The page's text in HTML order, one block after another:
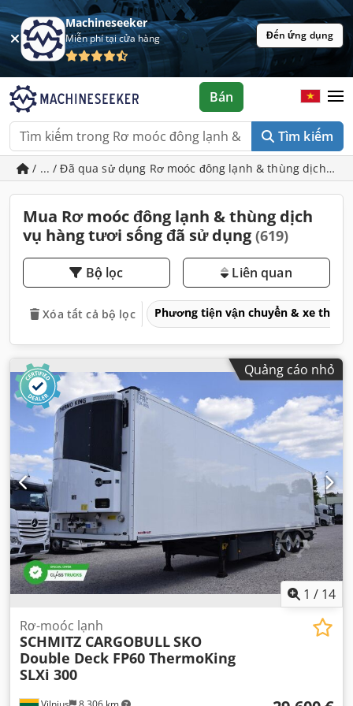
Machineseeker
Miễn phí tại cửa hàng Đến ứng dụng
Tìm kiếm
Bán
/ ... / Đã qua sử dụng Rơ moóc đông lạnh & thùng dịch vụ
Mua Rơ moóc đông lạnh & thùng dịch
vụ hàng tươi sống đã sử dụng (619)
Bộ lọc Liên quan
Xóa tất cả bộ lọc Phương tiện vận chuyển & xe
Quảng cáo nhỏ
1 / 14
Rơ-moóc lạnh
SCHMITZ CARGOBULLSKO
Double Deck FP60 ThermoKing
SLXi 300